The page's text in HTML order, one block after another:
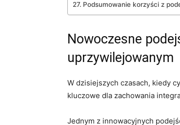
Podsumowanie korzyści z
Nowoczesne
uprzywilejowanym
W dzisiejszych czasach, kiedy
kluczowe dla zachowania
Jednym z ​innowacyjnych